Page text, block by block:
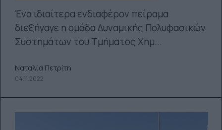
Ένα ιδιαίτερα ενδιαφέρον πείραμα
διεξήγαγε η ομάδα Δυναμικής Πολυφασικών
Συστημάτων του Tμήματος Χημ...
Ναταλία Πετρίτη
04.11.2022